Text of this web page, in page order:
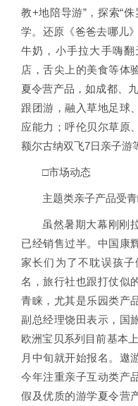
教+地陪导游”，探索“
学。还原《爸爸去哪儿
牛奶，小手拉大手嗨
店，舌尖上的美食等体
夏令营产品，如成都、
跟团游，融入草地足球
应能力；呼伦贝尔草原
额尔古纳双飞7日亲子游
□市场动态
主题类亲子产品受
虽然暑期大幕刚刚
已经销售过半。中国康
家长们为了不耽误孩
名，旅行社也跟打仗似
青睐，尤其是乐园类产
副总经理饶田表示，国
欧洲宝贝系列目前基本
月中旬就开始报名。遨
今年注重亲子互动类产
假及优质的游学夏令营